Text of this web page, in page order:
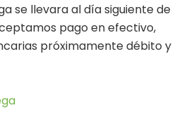
se llevara al día siguiente de
pago en efectivo,
próximamente débito y